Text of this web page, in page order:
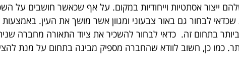
ייצור אסתטיות וייחודיות במקום. על אף שכאשר חושבים על
לבחור גם באור צבעוני ומגוון אשר מושך את העין.
בתחום זה. כדאי לבחור להשכיר את ציוד התאורה מחברה
כמו כן, חשוב לוודא שהחברה מספיק מבינה בתחום על מנת